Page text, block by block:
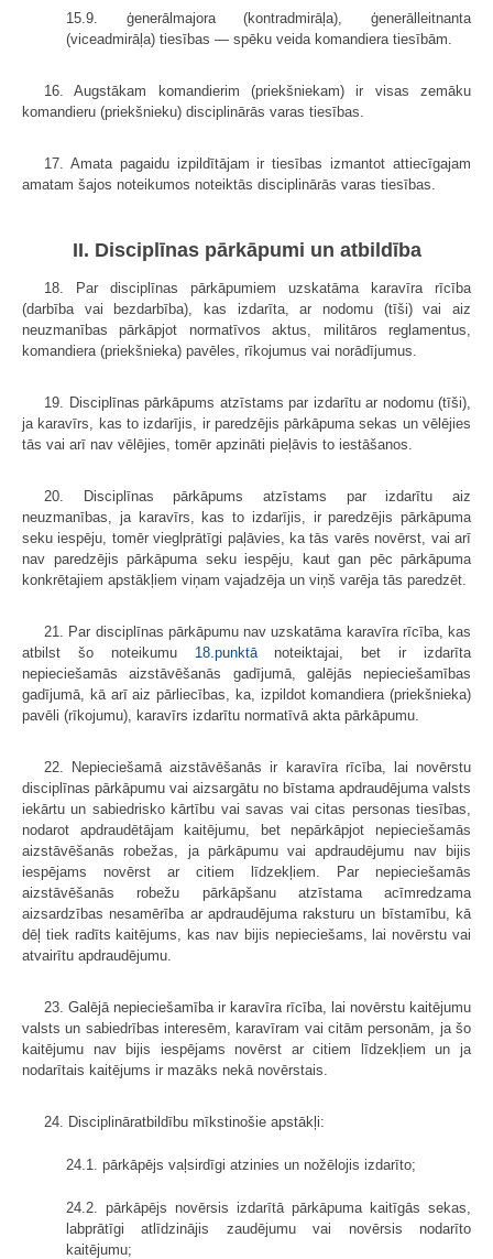
15.9. ģenerālmajora (kontradmirāļa), ģenerālleitnanta
(viceadmirāļa) tiesības — spēku veida komandiera tiesībām.
16. Augstākam komandierim (priekšniekam) ir visas zemāku
komandieru (priekšnieku) disciplinārās varas tiesības.
17. Amata pagaidu izpildītājam ir tiesības izmantot attiecīgajam
amatam šajos noteikumos noteiktās disciplinārās varas tiesības.
II. Disciplīnas pārkāpumi un atbildība
18. Par disciplīnas pārkāpumiem uzskatāma karavīra rīcība
(darbība vai bezdarbība), kas izdarīta, ar nodomu (tīši) vai aiz
neuzmanības pārkāpjot normatīvos aktus, militāros reglamentus,
komandiera (priekšnieka) pavēles, rīkojumus vai norādījumus.
19. Disciplīnas pārkāpums atzīstams par izdarītu ar nodomu (tīši),
ja karavīrs, kas to izdarījis, ir paredzējis pārkāpuma sekas un vēlējies
tās vai arī nav vēlējies, tomēr apzināti pieļāvis to iestāšanos.
20. Disciplīnas pārkāpums atzīstams par izdarītu aiz
neuzmanības, ja karavīrs, kas to izdarījis, ir paredzējis pārkāpuma
seku iespēju, tomēr vieglprātīgi paļāvies, ka tās varēs novērst, vai arī
nav paredzējis pārkāpuma seku iespēju, kaut gan pēc pārkāpuma
konkrētajiem apstākļiem viņam vajadzēja un viņš varēja tās paredzēt.
21. Par disciplīnas pārkāpumu nav uzskatāma karavīra rīcība, kas
atbilst šo noteikumu 18.punktānoteiktajai, bet ir izdarīta
nepieciešamās aizstāvēšanās gadījumā, galējās nepieciešamības
gadījumā, kā arī aiz pārliecības, ka, izpildot komandiera (priekšnieka)
pavēli (rīkojumu), karavīrs izdarītu normatīvā akta pārkāpumu.
22. Nepieciešamā aizstāvēšanās ir karavīra rīcība, lai novērstu
disciplīnas pārkāpumu vai aizsargātu no bīstama apdraudējuma valsts
iekārtu un sabiedrisko kārtību vai savas vai citas personas tiesības,
nodarot apdraudētājam kaitējumu, bet nepārkāpjot nepieciešamās
aizstāvēšanās robežas, ja pārkāpumu vai apdraudējumu nav bijis
iespējams novērst ar citiem līdzekļiem. Par nepieciešamās
aizstāvēšanās robežu pārkāpšanu atzīstama acīmredzama
aizsardzības nesamērība ar apdraudējuma raksturu un bīstamību, kā
dēļ tiek radīts kaitējums, kas nav bijis nepieciešams, lai novērstu vai
atvairītu apdraudējumu.
23. Galējā nepieciešamība ir karavīra rīcība, lai novērstu kaitējumu
valsts un sabiedrības interesēm, karavīram vai citām personām, ja šo
kaitējumu nav bijis iespējams novērst ar citiem līdzekļiem un ja
nodarītais kaitējums ir mazāks nekā novērstais.
24. Disciplināratbildību mīkstinošie apstākļi:
24.1. pārkāpējs vaļsirdīgi atzinies un nožēlojis izdarīto;
24.2. pārkāpējs novērsis izdarītā pārkāpuma kaitīgās sekas,
labprātīgi atlīdzinājis zaudējumu vai novērsis nodarīto
kaitējumu;